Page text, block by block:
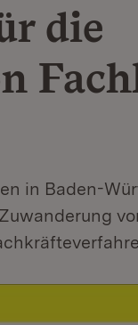
die
in Baden-